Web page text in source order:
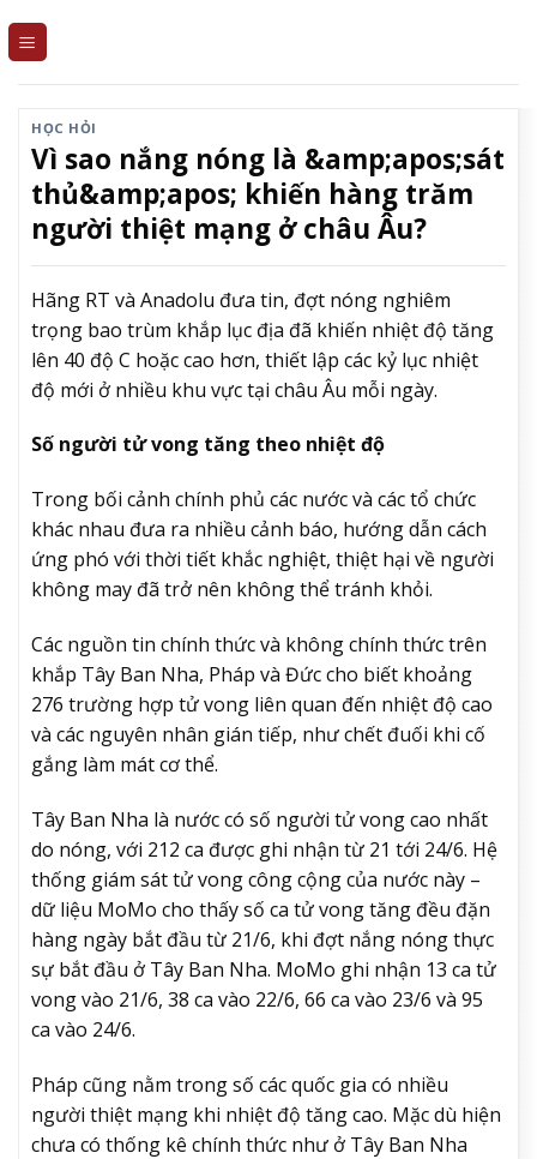
HỌC HỎI
Vì sao nắng nóng là &amp;apos;sát
thủ&amp;apos; khiến hàng trăm
người thiệt mạng ở châu Âu?
Hãng RT và Anadolu đưa tin, đợt nóng nghiêm
trọng bao trùm khắp lục địa đã khiến nhiệt độ tăng
lên 40 độ C hoặc cao hơn, thiết lập các kỷ lục nhiệt
độ mới ở nhiều khu vực tại châu Âu mỗi ngày.
Số người tử vong tăng theo nhiệt độ
Trong bối cảnh chính phủ các nước và các tổ chức
khác nhau đưa ra nhiều cảnh báo, hướng dẫn cách
ứng phó với thời tiết khắc nghiệt, thiệt hại về người
không may đã trở nên không thể tránh khỏi.
Các nguồn tin chính thức và không chính thức trên
khắp Tây Ban Nha, Pháp và Đức cho biết khoảng
276 trường hợp tử vong liên quan đến nhiệt độ cao
và các nguyên nhân gián tiếp, như chết đuối khi cố
gắng làm mát cơ thể.
Tây Ban Nha là nước có số người tử vong cao nhất
do nóng, với 212 ca được ghi nhận từ 21 tới 24/6. Hệ
thống giám sát tử vong công cộng của nước này –
dữ liệu MoMo cho thấy số ca tử vong tăng đều đặn
hàng ngày bắt đầu từ 21/6, khi đợt nắng nóng thực
sự bắt đầu ở Tây Ban Nha. MoMo ghi nhận 13 ca tử
vong vào 21/6, 38 ca vào 22/6, 66 ca vào 23/6 và 95
ca vào 24/6.
Pháp cũng nằm trong số các quốc gia có nhiều
người thiệt mạng khi nhiệt độ tăng cao. Mặc dù hiện
chưa có thống kê chính thức như ở Tây Ban Nha